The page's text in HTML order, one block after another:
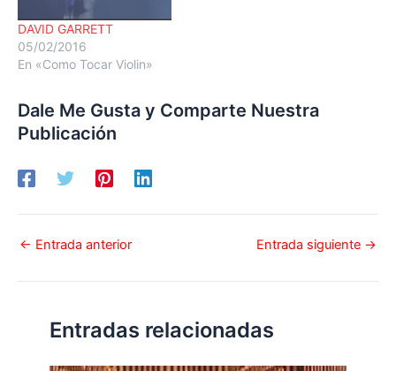
DAVID GARRETT
05/02/2016
En «Como Tocar Violin»
Dale Me Gusta y Comparte Nuestra
Publicación
← Entrada anterior Entrada siguiente →
Entradas relacionadas